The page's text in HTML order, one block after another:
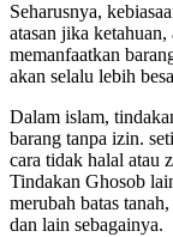
Seharusnya,
atasan jika
memanfaatkan
akan selalu lebih
Dalam islam,
barang tanpa izin.
cara tidak halal atau
Tindakan Ghosob
merubah batas
dan lain sebagainya.